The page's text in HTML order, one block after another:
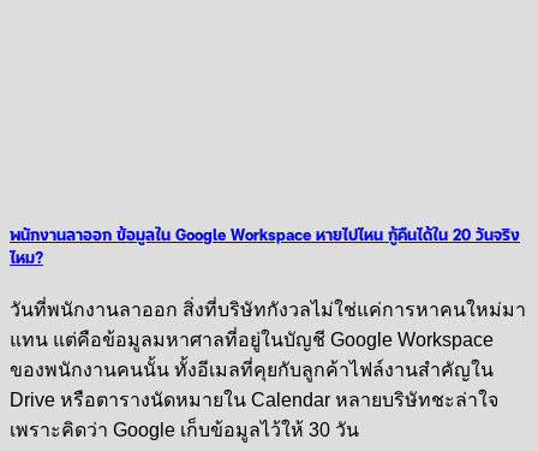
พนักงานลาออก ข้อมูลใน Google Workspace หายไปไหน กู้คืนได้ใน 20 วันจริง
ไหม?
วันที่พนักงานลาออก สิ่งที่บริษัทกังวลไม่ใช่แค่การหาคนใหม่มา
แทน แต่คือข้อมูลมหาศาลที่อยู่ในบัญชี Google Workspace
ของพนักงานคนนั้น ทั้งอีเมลที่คุยกับลูกค้าไฟล์งานสำคัญใน
Drive หรือตารางนัดหมายใน Calendar หลายบริษัทชะล่าใจ
เพราะคิดว่า Google เก็บข้อมูลไว้ให้ 30 วัน